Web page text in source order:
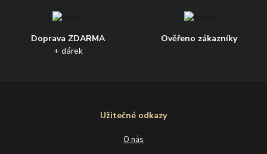
Doprava ZDARMA
+ dárek
Ověřeno zákazníky
Užitečné odkazy
O nás